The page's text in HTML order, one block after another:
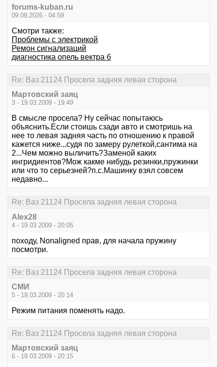
forums-kuban.ru
09.08.2026 - 04:59
Смотри также:
Проблемы с электрикой
Ремон сигнализаций
диагностика опель вектра б
Re: Ваз 21124 Просела задняя левая сторона
Мартовский заяц
3 - 19.03.2009 - 19:49
В смысле просела? Ну сейчас попытаюсь
объяснить.Если стоишь сзади авто и смотришь на
нее то левая задняя часть по отношению к правой
кажется ниже...судя по замеру рулеткой,сантима на
2...Чем можно выличить?Заменой каких
ингридиентов?Мож какме нибудь резинки,пружинки
или что то серьезней?п.с.Машинку взял совсем
недавно...
Re: Ваз 21124 Просела задняя левая сторона
Alex28
4 - 19.03.2009 - 20:05
походу, Nonaligned прав, для начала пружину
посмотри.
Re: Ваз 21124 Просела задняя левая сторона
СМИ
5 - 19.03.2009 - 20:14
Режим питания поменять надо.
Re: Ваз 21124 Просела задняя левая сторона
Мартовский заяц
6 - 19.03.2009 - 20:15